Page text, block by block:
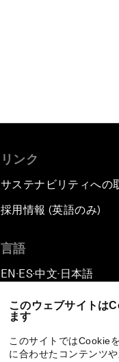
このウェブサイトは
ます
このサイトではCookie
に合わせたコンテンツ
リンク
サステナビリティへの
採用情報 (英語のみ)
言語
EN ▪ ES▪中文▪ 日本語